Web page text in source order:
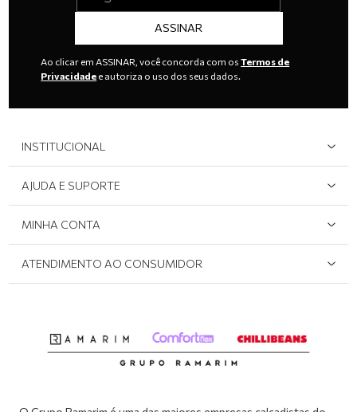
ASSINAR
Ao clicar em ASSINAR, você concorda com osTermos de
Privacidade e autoriza o uso dos seus dados.
INSTITUCIONAL
Área do Lojista
AJUDA E SUPORTE
Políticas de Privacidade
MINHA CONTA
Meus pedidos
ATENDIMENTO AO CONSUMIDOR
Atendimento via WhatsApp: (51) 2160-0740